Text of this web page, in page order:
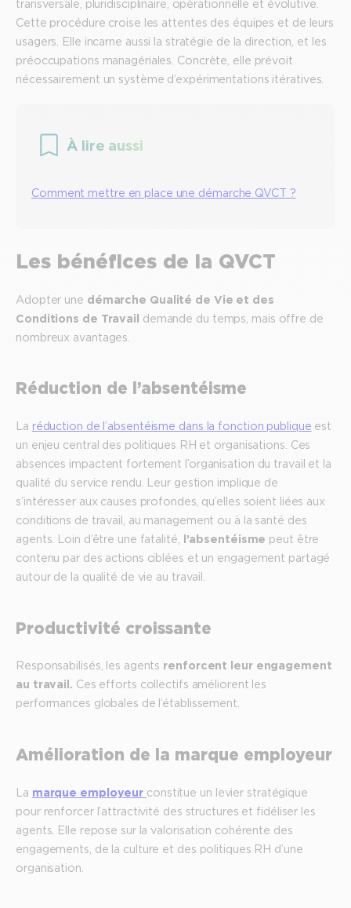
transversale, pluridisciplinaire, opérationnelle et évolutive.
Cette procédure croise les attentes des équipes et de leurs
usagers. Elle incarne aussi la stratégie de la direction, et les
préoccupations managériales. Concrète, elle prévoit
nécessairement un système d’expérimentations itératives.
À lire aussi
Comment mettre en place une démarche QVCT ?
Les bénéfices de la QVCT
Adopter une démarche Qualité de Vie et des
Conditions de Travail demande du temps, mais offre de
nombreux avantages.
Réduction de l’absentéisme
La réduction de l’absentéisme dans la fonction publique est
un enjeu central des politiques RH et organisations. Ces
absences impactent fortement l’organisation du travail et la
qualité du service rendu. Leur gestion implique de
s’intéresser aux causes profondes, qu’elles soient liées aux
conditions de travail, au management ou à la santé des
agents. Loin d’être une fatalité, l’absentéisme peut être
contenu par des actions ciblées et un engagement partagé
autour de la qualité de vie au travail.
Productivité croissante
Responsabilisés, les agents renforcent leur engagement
au travail. Ces efforts collectifs améliorent les
performances globales de l’établissement.
Amélioration de la marque employeur
La marque employeur constitue un levier stratégique
pour renforcer l’attractivité des structures et fidéliser les
agents. Elle repose sur la valorisation cohérente des
engagements, de la culture et des politiques RH d’une
organisation.